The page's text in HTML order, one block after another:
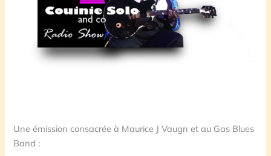
Une émission consacrée à Maurice J Vaugn et au Gas Blues
Band :